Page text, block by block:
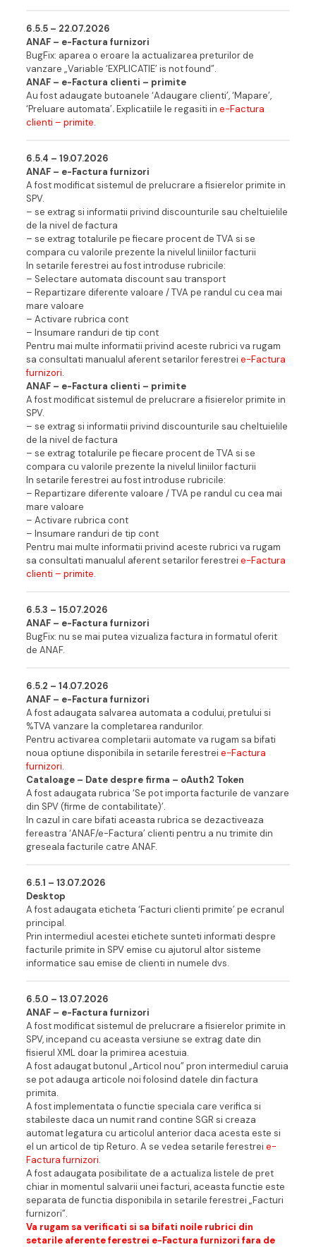
6.5.5 – 22.07.2026
ANAF – e-Factura furnizori
BugFix: aparea o eroare la actualizarea preturilor de
vanzare „Variable ‘EXPLICATIE’ is not found”.
ANAF – e-Factura clienti – primite
Au fost adaugate butoanele ‘Adaugare clienti’, ‘Mapare’,
‘Preluare automata’.Explicatiile le regasiti in e-Factura
clienti – primite.
6.5.4 – 19.07.2026
ANAF – e-Factura furnizori
A fost modificat sistemul de prelucrare a fisierelor primite in
SPV.
– se extrag si informatii privind discounturile sau cheltuielile
de la nivel de factura
– se extrag totalurile pe fiecare procent de TVA si se
compara cu valorile prezente la nivelul liniilor facturii
In setarile ferestrei au fost introduse rubricile:
– Selectare automata discount sau transport
– Repartizare diferente valoare / TVA pe randul cu cea mai
mare valoare
– Activare rubrica cont
– Insumare randuri de tip cont
Pentru mai multe informatii privind aceste rubrici va rugam
sa consultati manualul aferent setarilor ferestrei e-Factura
furnizori.
ANAF – e-Factura clienti – primite
A fost modificat sistemul de prelucrare a fisierelor primite in
SPV.
– se extrag si informatii privind discounturile sau cheltuielile
de la nivel de factura
– se extrag totalurile pe fiecare procent de TVA si se
compara cu valorile prezente la nivelul liniilor facturii
In setarile ferestrei au fost introduse rubricile:
– Repartizare diferente valoare / TVA pe randul cu cea mai
mare valoare
– Activare rubrica cont
– Insumare randuri de tip cont
Pentru mai multe informatii privind aceste rubrici va rugam
sa consultati manualul aferent setarilor ferestrei e-Factura
clienti – primite.
6.5.3 – 15.07.2026
ANAF – e-Factura furnizori
BugFix: nu se mai putea vizualiza factura in formatul oferit
de ANAF.
6.5.2 – 14.07.2026
ANAF – e-Factura furnizori
A fost adaugata salvarea automata a codului, pretului si
%TVA vanzare la completarea randurilor.
Pentru activarea completarii automate va rugam sa bifati
noua optiune disponibila in setarile ferestrei e-Factura
furnizori.
Cataloage – Date despre firma – oAuth2 Token
A fost adaugata rubrica ‘Se pot importa facturile de vanzare
din SPV (firme de contabilitate)’.
In cazul in care bifati aceasta rubrica se dezactiveaza
fereastra ‘ANAF/e-Factura’ clienti pentru a nu trimite din
greseala facturile catre ANAF.
6.5.1 – 13.07.2026
Desktop
A fost adaugata eticheta ‘Facturi clienti primite’ pe ecranul
principal.
Prin intermediul acestei etichete sunteti informati despre
facturile primite in SPV emise cu ajutorul altor sisteme
informatice sau emise de clienti in numele dvs.
6.5.0 – 13.07.2026
ANAF – e-Factura furnizori
A fost modificat sistemul de prelucrare a fisierelor primite in
SPV, incepand cu aceasta versiune se extrag date din
fisierul XML doar la primirea acestuia.
A fost adaugat butonul „Articol nou” pron intermediul caruia
se pot adauga articole noi folosind datele din factura
primita.
A fost implementata o functie speciala care verifica si
stabileste daca un numit rand contine SGR si creaza
automat legatura cu articolul anterior daca acesta este si
el un articol de tip Returo. A se vedea setarile ferestrei e-
Factura furnizori.
A fost adaugata posibilitate de a actualiza listele de pret
chiar in momentul salvarii unei facturi, aceasta functie este
separata de functia disponibila in setarile ferestrei „Facturi
furnizori”.
Va rugam sa verificati si sa bifati noile rubrici din
setarile aferente ferestrei e-Factura furnizori fara de